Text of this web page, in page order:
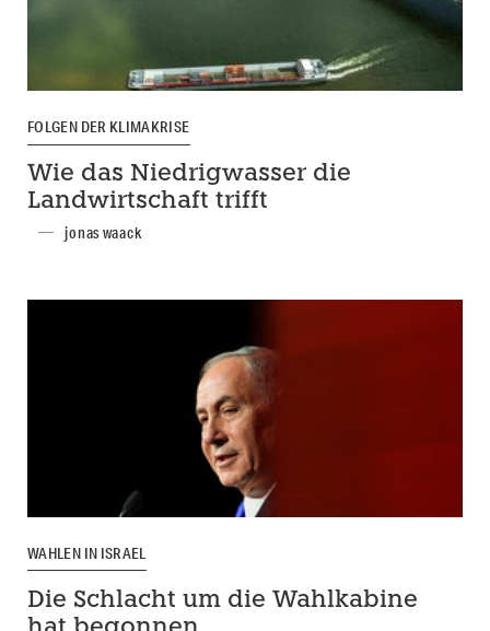
FOLGEN DER KLIMAKRISE
Wie das Niedrigwasser die
Landwirtschaft trifft
jonas waack
WAHLEN IN ISRAEL
Die Schlacht um die Wahlkabine